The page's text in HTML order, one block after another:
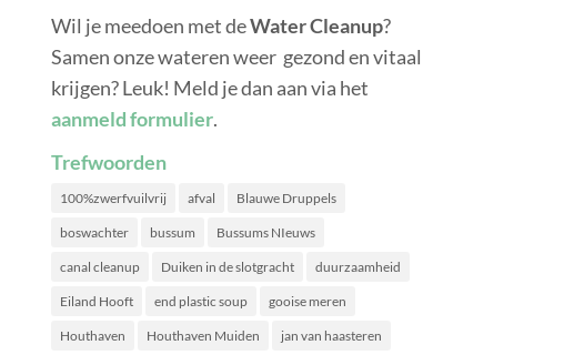
Wil je meedoen met deWater Cleanup?
Samen onze wateren weer gezond en vitaal
krijgen? Leuk! Meld je dan aan via het
aanmeld formulier.
Trefwoorden
100%zwerfvuilvrij afval Blauwe Druppels
boswachter bussum Bussums NIeuws
canal cleanup Duiken in de slotgracht duurzaamheid
Eiland Hooft end plastic soup gooise meren
Houthaven Houthaven Muiden jan van haasteren